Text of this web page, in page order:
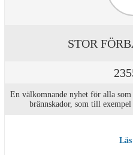
STOR
En välkomnande nyhet för alla
brännskador, som till